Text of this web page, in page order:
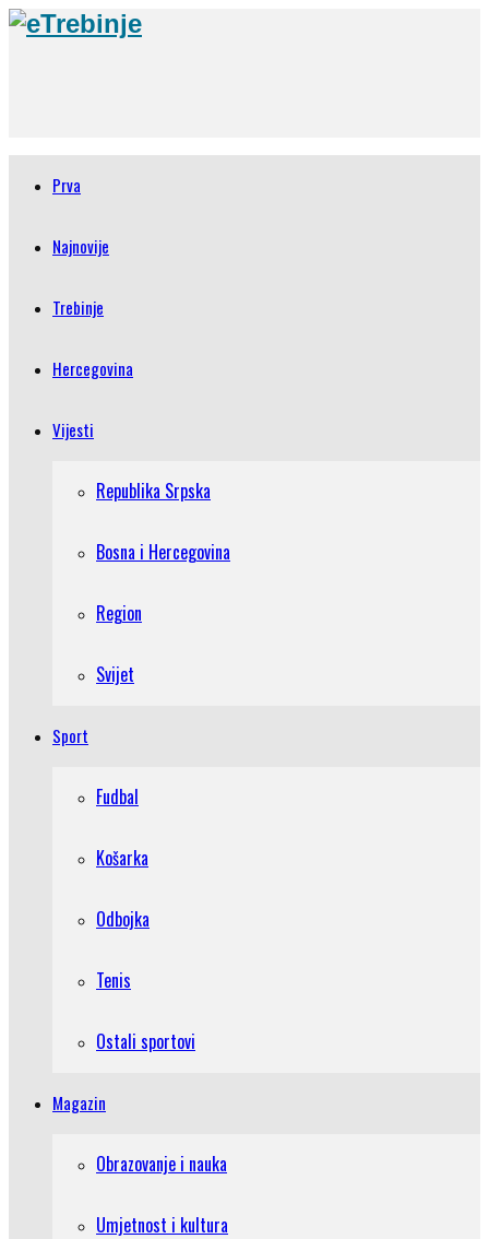
Prva
Najnovije
Trebinje
Hercegovina
Vijesti
Republika Srpska
Bosna i Hercegovina
Region
Svijet
Sport
Fudbal
Košarka
Odbojka
Tenis
Ostali sportovi
Magazin
Obrazovanje i nauka
Umjetnost i kultura